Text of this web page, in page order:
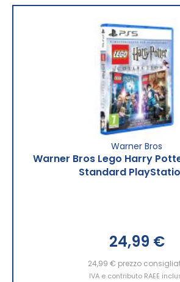
Warner Bros
Warner Bros Lego Harry
Standard
24,99 €
24,99 € prezzo
IVA e contributo RAEE